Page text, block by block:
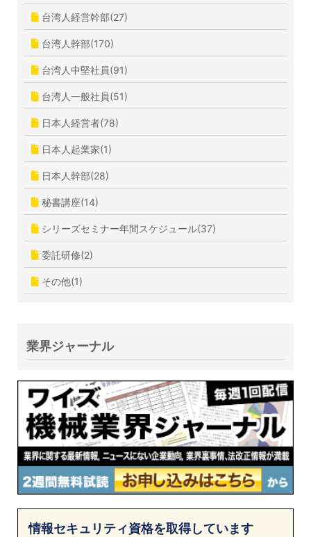
台湾人経営幹部(27)
台湾人幹部(170)
台湾人中堅社員(91)
台湾人一般社員(51)
日本人経営者(78)
日本人起業家(1)
日本人幹部(28)
秘書講座(14)
シリーズセミナー年間スケジュール(37)
委託研修(2)
その他(1)
業界ジャーナル
情報セキュリティ資格を取得しています